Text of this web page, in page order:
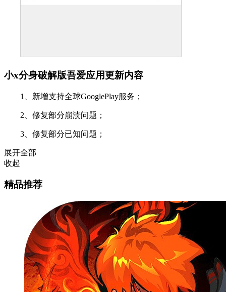
小x分身破解版吾爱应用更新内容
1、新增支持全球GooglePlay服务；
2、修复部分崩溃问题；
3、修复部分已知问题；
展开全部
收起
精品推荐